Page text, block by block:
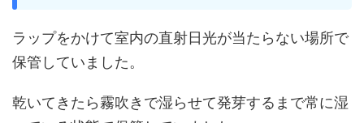
ラップをかけて室内の直射日光が当たらない場所で
保管していました。
乾いてきたら霧吹きで湿らせて発芽するまで常に湿